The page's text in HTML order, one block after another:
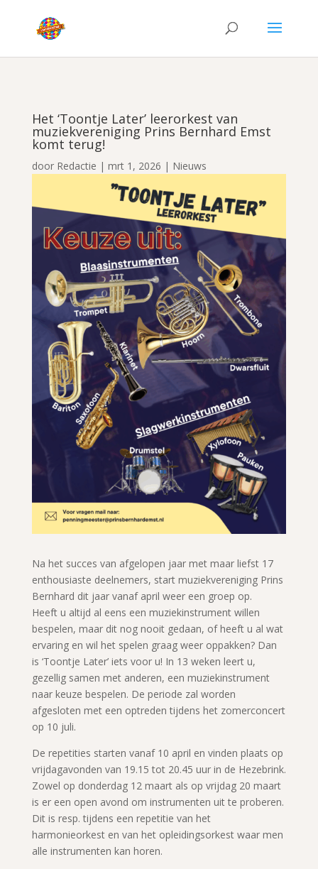
Het ‘Toontje Later’ leerorkest van
muziekvereniging Prins Bernhard Emst
komt terug!
door Redactie | mrt 1, 2026 | Nieuws
Na het succes van afgelopen jaar met maar liefst 17
enthousiaste deelnemers, start muziekvereniging Prins
Bernhard dit jaar vanaf april weer een groep op.
Heeft u altijd al eens een muziekinstrument willen
bespelen, maar dit nog nooit gedaan, of heeft u al wat
ervaring en wil het spelen graag weer oppakken? Dan
is ‘Toontje Later’ iets voor u! In 13 weken leert u,
gezellig samen met anderen, een muziekinstrument
naar keuze bespelen. De periode zal worden
afgesloten met een optreden tijdens het zomerconcert
op 10 juli.
De repetities starten vanaf 10 april en vinden plaats op
vrijdagavonden van 19.15 tot 20.45 uur in de Hezebrink.
Zowel op donderdag 12 maart als op vrijdag 20 maart
is er een open avond om instrumenten uit te proberen.
Dit is resp. tijdens een repetitie van het
harmonieorkest en van het opleidingsorkest waar men
alle instrumenten kan horen.